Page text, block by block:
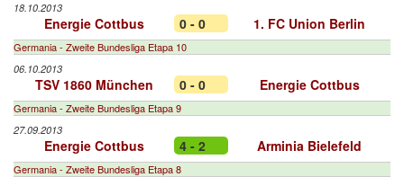
18.10.2013
Energie Cottbus 0 - 0 1. FC Union Berlin
Germania - Zweite Bundesliga Etapa 10
06.10.2013
TSV 1860 München 0 - 0 Energie Cottbus
Germania - Zweite Bundesliga Etapa 9
27.09.2013
Energie Cottbus 4 - 2 Arminia Bielefeld
Germania - Zweite Bundesliga Etapa 8